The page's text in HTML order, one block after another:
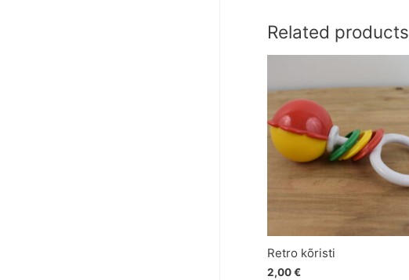
Related products
Retro kõristi
2,00€